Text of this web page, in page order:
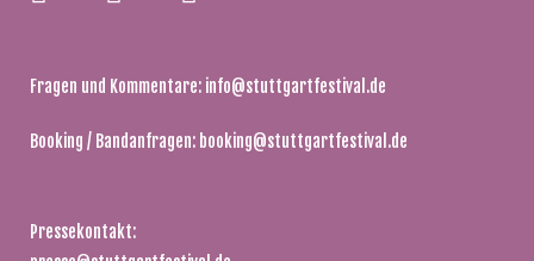
Fragen und Kommentare: info@stuttgartfestival.de
Booking / Bandanfragen: booking@stuttgartfestival.de
Pressekontakt: